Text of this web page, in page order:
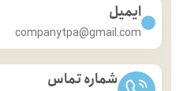
ایمیل
companytpa@gmail.com
شماره تماس